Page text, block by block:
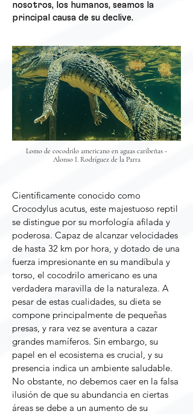
nosotros, los humanos, seamos la
principal causa de su declive.
Lomo de cocodrilo americano en aguas caribeñas -
Alonso I. Rodríguez de la Parra
Científicamente conocido como
Crocodylus acutus, este majestuoso reptil
se distingue por su morfología afilada y
poderosa. Capaz de alcanzar velocidades
de hasta 32 km por hora, y dotado de una
fuerza impresionante en su mandíbula y
torso, el cocodrilo americano es una
verdadera maravilla de la naturaleza. A
pesar de estas cualidades, su dieta se
compone principalmente de pequeñas
presas, y rara vez se aventura a cazar
grandes mamíferos. Sin embargo, su
papel en el ecosistema es crucial, y su
presencia indica un ambiente saludable.
No obstante, no debemos caer en la falsa
ilusión de que su abundancia en ciertas
áreas se debe a un aumento de su